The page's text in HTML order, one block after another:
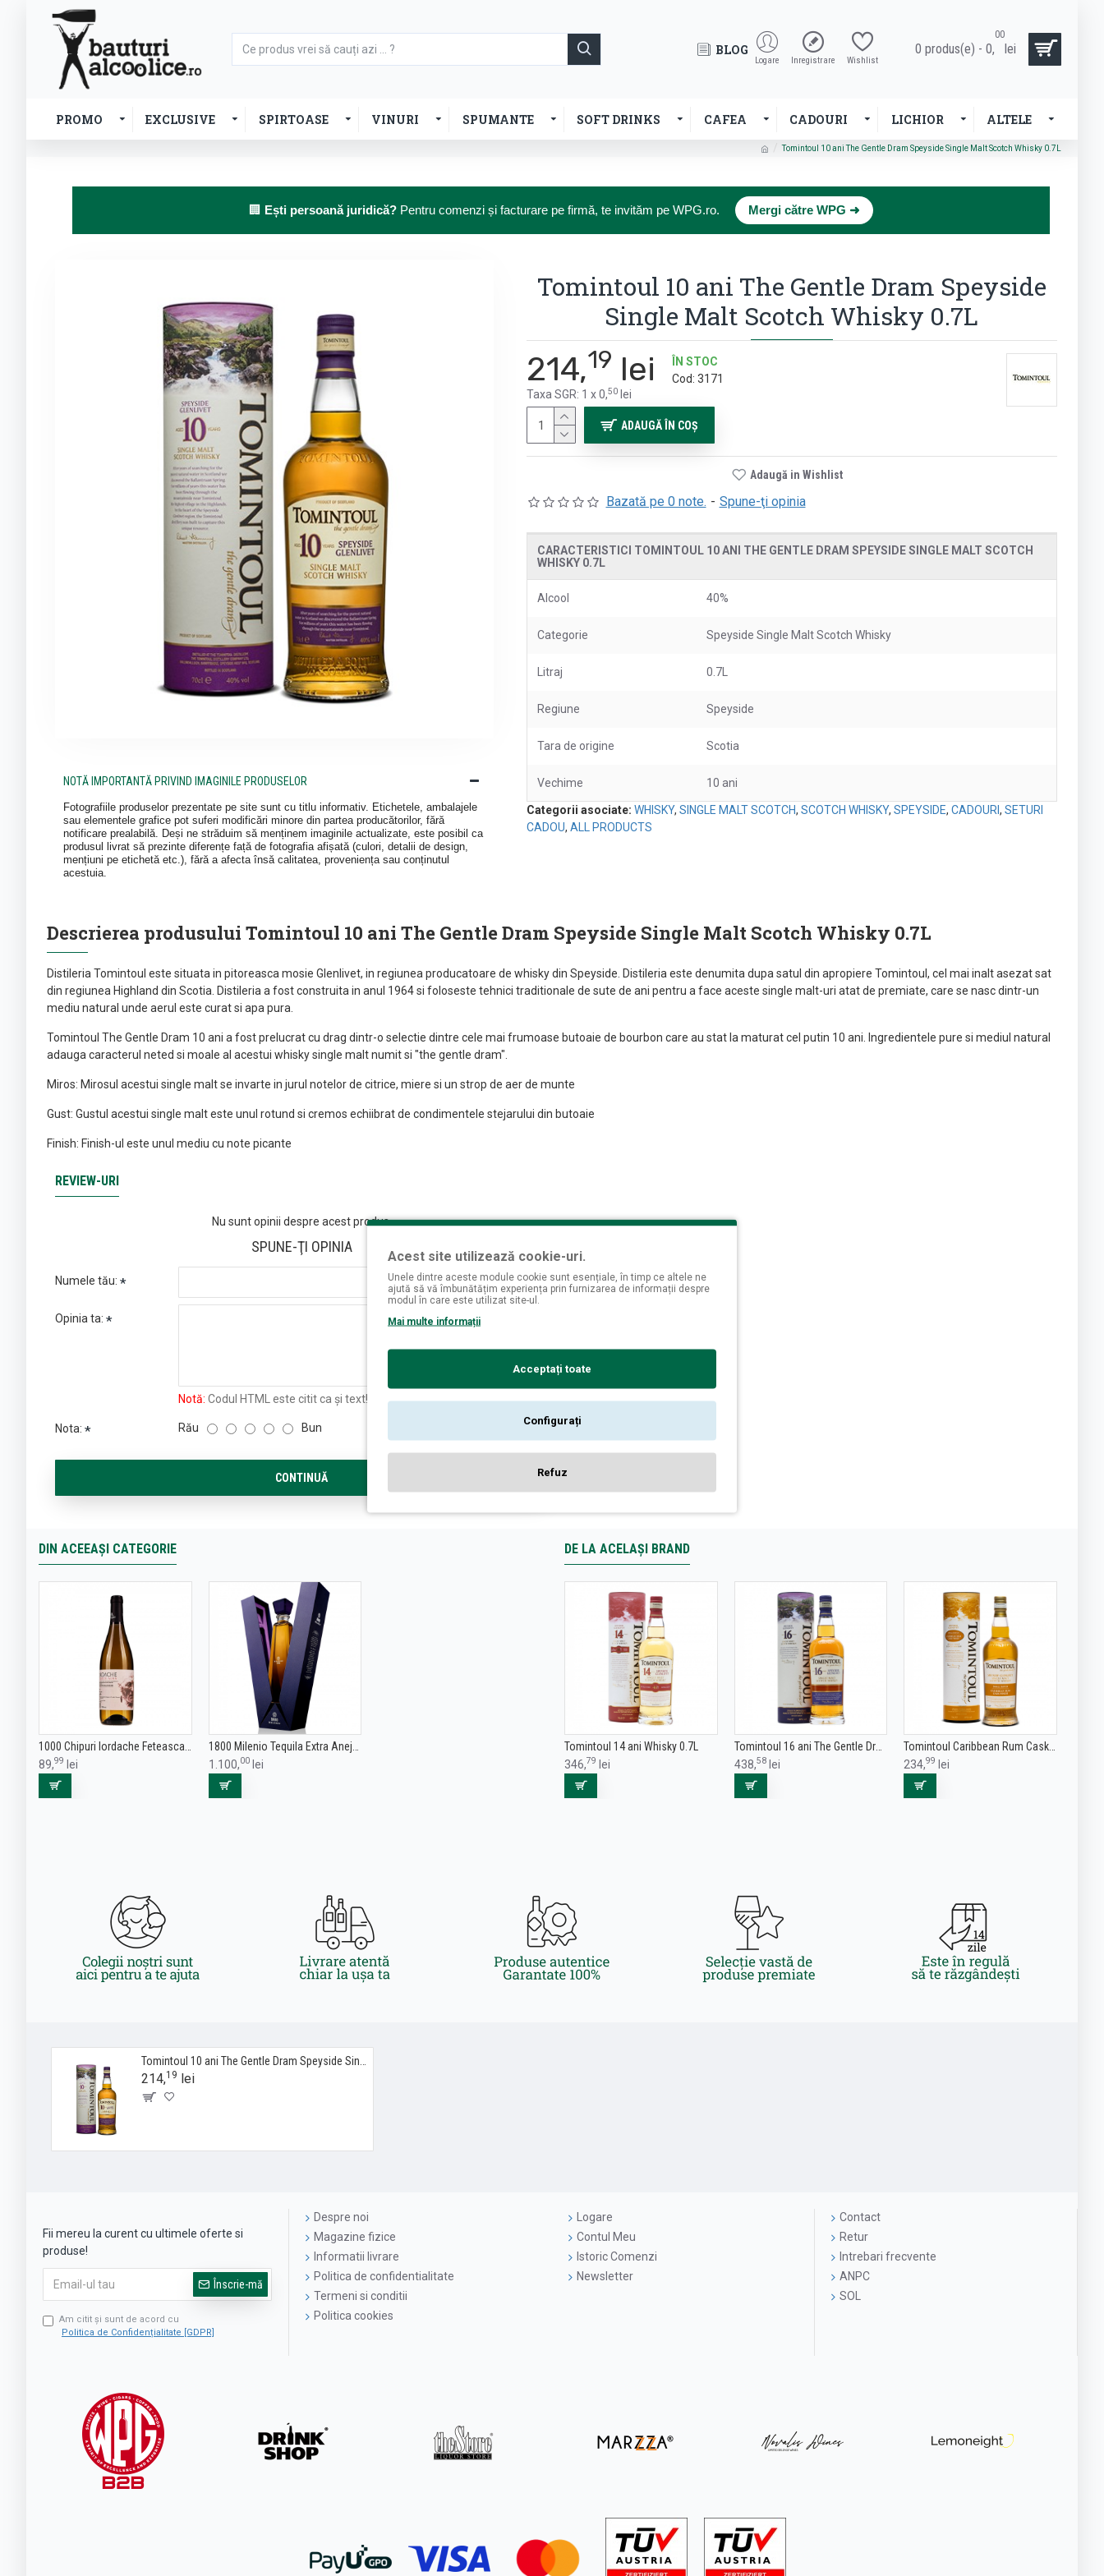
BLOG
Logare Inregistrare Wishlist
0 produs(e) - 0,
00
lei
PROMO EXCLUSIVE SPIRTOASE VINURI SPUMANTE SOFT DRINKS CAFEA CADOURI LICHIOR ALTELE
Tomintoul 10 ani The Gentle Dram Speyside Single Malt Scotch Whisky 0.7L
🏢 Ești persoană juridică? Pentru comenzi și facturare pe firmă, te invităm pe WPG.ro. Mergi către WPG ➜
NOTĂ IMPORTANTĂ PRIVIND IMAGINILE PRODUSELOR
Fotografiile produselor prezentate pe site sunt cu titlu informativ. Etichetele, ambalajele
sau elementele grafice pot suferi modificări minore din partea producătorilor, fără
notificare prealabilă. Deși ne străduim să menținem imaginile actualizate, este posibil ca
produsul livrat să prezinte diferențe față de fotografia afișată (culori, detalii de design,
mențiuni pe etichetă etc.), fără a afecta însă calitatea, proveniența sau conținutul
acestuia.
Tomintoul 10 ani The Gentle Dram Speyside
Single Malt Scotch Whisky 0.7L
Bazată pe 0 note. - Spune-ţi opinia
214,19 lei
Taxa SGR: 1 x 0,50lei
ÎN STOC
Cod: 3171
ADAUGĂ ÎN COŞ
Adaugă in Wishlist
CARACTERISTICI TOMINTOUL 10 ANI THE GENTLE DRAM SPEYSIDE SINGLE MALT SCOTCH
WHISKY 0.7L
Alcool 40%
Categorie Speyside Single Malt Scotch Whisky
Litraj 0.7L
Regiune Speyside
Tara de origine Scotia
Vechime 10 ani
Categorii asociate: WHISKY, SINGLE MALT SCOTCH, SCOTCH WHISKY, SPEYSIDE, CADOURI , SETURI
CADOU, ALL PRODUCTS
Descrierea produsului Tomintoul 10 ani The Gentle Dram Speyside Single Malt Scotch Whisky 0.7L
Distileria Tomintoul este situata in pitoreasca mosie Glenlivet, in regiunea producatoare de whisky din Speyside. Distileria este denumita dupa satul din apropiere Tomintoul, cel mai inalt asezat sat
din regiunea Highland din Scotia. Distileria a fost construita in anul 1964 si foloseste tehnici traditionale de sute de ani pentru a face aceste single malt-uri atat de premiate, care se nasc dintr-un
mediu natural unde aerul este curat si apa pura.
Tomintoul The Gentle Dram 10 ani a fost prelucrat cu drag dintr-o selectie dintre cele mai frumoase butoaie de bourbon care au stat la maturat cel putin 10 ani. Ingredientele pure si mediul natural
adauga caracterul neted si moale al acestui whisky single malt numit si "the gentle dram".
Miros: Mirosul acestui single malt se invarte in jurul notelor de citrice, miere si un strop de aer de munte
Gust: Gustul acestui single malt este unul rotund si cremos echiibrat de condimentele stejarului din butoaie
Finish: Finish-ul este unul mediu cu note picante
REVIEW-URI
Nu sunt opinii despre acest produs.
SPUNE-ŢI OPINIA
Numele tău:
Opinia ta:
Notă: Codul HTML este citit ca şi text!
Nota: Rău Bun
CONTINUĂ
DIN ACEEAȘI CATEGORIE
89,99 lei
1.100,00lei
DE LA ACELAȘI BRAND
Tomintoul 14 ani Whisky 0.7L
346,79 lei
Tomintoul 16 ani The Gentle Dram Speyside Single Malt Scotch Whisky 0.7L
438,58lei
234,99 lei
214,19 lei
Fii mereu la curent cu ultimele oferte si
produse!
Înscrie-mă
Am citit şi sunt de acord cu
Politica de Confidențialitate [GDPR]
Despre noi
Magazine fizice
Informatii livrare
Politica de confidentialitate
Termeni si conditii
Politica cookies
Logare
Contul Meu
Istoric Comenzi
Newsletter
Contact
Retur
Intrebari frecvente
ANPC
SOL
Acest site utilizează cookie-uri.
Unele dintre aceste module cookie sunt esențiale, în timp ce altele ne
ajută să vă îmbunătățim experiența prin furnizarea de informații despre
modul în care este utilizat site-ul.
Mai multe informații
Acceptați toate
Configurați
Refuz